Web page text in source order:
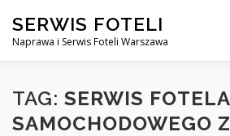
treści
SERWIS FOTELI
Naprawa i Serwis Foteli Warszawa
NAPRAWA FOTELI DENTYSTYCZNE I
TAG: SERWIS FOTELA
SAMOCHODOWEGO Z